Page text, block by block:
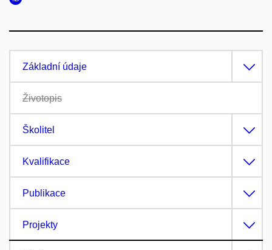
Základní údaje
Životopis
Školitel
Kvalifikace
Publikace
Projekty